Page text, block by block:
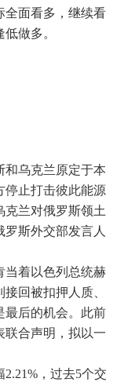
全面看多，继续看
做多。
和乌克兰原定于本
停止打击彼此能源
克兰对俄罗斯领土
斯外交部发言人
当着以色列总统赫
回被扣押人质、
最后的机会。此前
联合声明，拟以一
，过去5个交